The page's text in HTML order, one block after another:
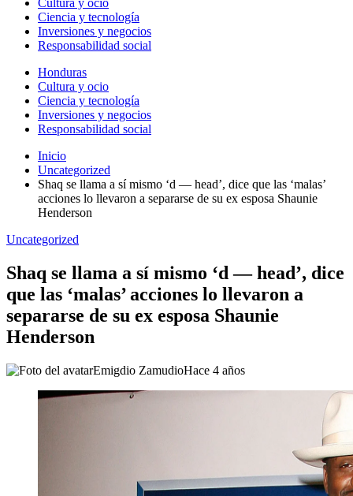
Cultura y ocio
Ciencia y tecnología
Inversiones y negocios
Responsabilidad social
Honduras
Cultura y ocio
Ciencia y tecnología
Inversiones y negocios
Responsabilidad social
Inicio
Uncategorized
Shaq se llama a sí mismo ‘d — head’, dice que las ‘malas’
acciones lo llevaron a separarse de su ex esposa Shaunie
Henderson
Uncategorized
Shaq se llama a sí mismo ‘d — head’, dice
que las ‘malas’ acciones lo llevaron a
separarse de su ex esposa Shaunie
Henderson
Emigdio ZamudioHace 4 años